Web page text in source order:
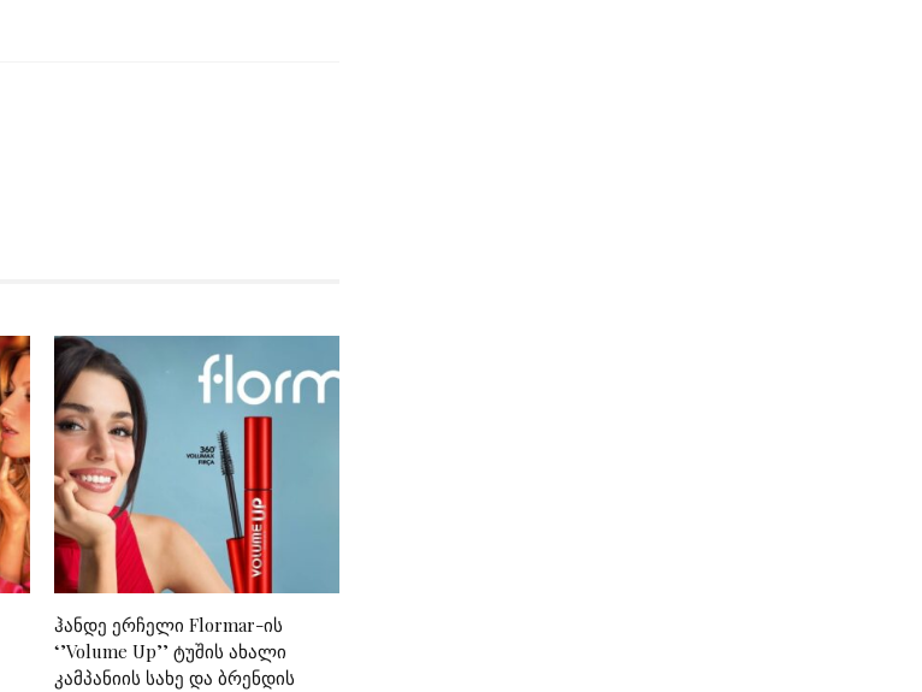
ჰანდე ერჩელი Flormar-ის
‘’Volume Up’’ ტუშის ახალი
კამპანიის სახე და ბრენდის